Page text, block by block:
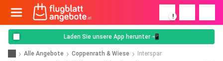
!
Laden Sie unsere App herunter 📲
Alle Angebote Coppenrath & Wiese Interspar